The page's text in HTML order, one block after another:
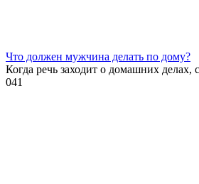
Что должен мужчина делать по дому?
Когда речь заходит о домашних делах,
041